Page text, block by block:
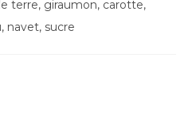
terre, giraumon, carotte,
navet, sucre